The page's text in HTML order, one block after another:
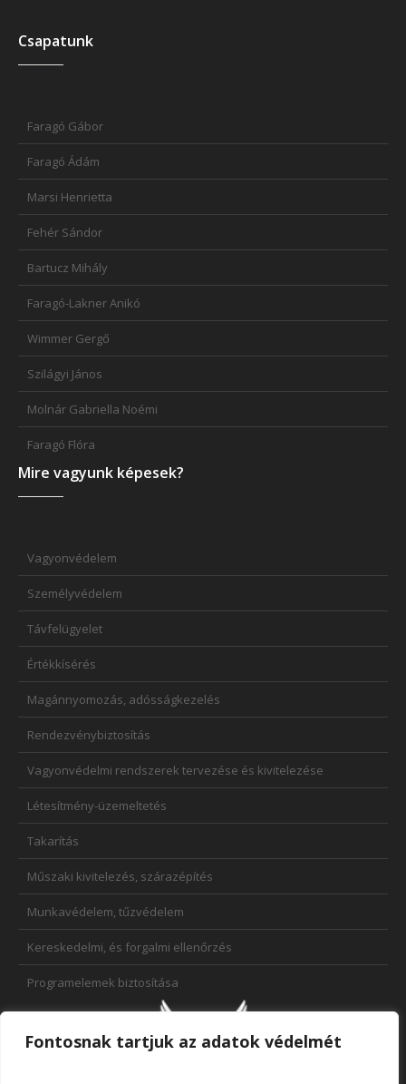
Fontosnak tartjuk az adatok védelmét
Csapatunk
Faragó Gábor
Faragó Ádám
Marsi Henrietta
Fehér Sándor
Bartucz Mihály
Faragó-Lakner Anikó
Wimmer Gergő
Szilágyi János
Molnár Gabriella Noémi
Faragó Flóra
Mire vagyunk képesek?
Vagyonvédelem
Személyvédelem
Távfelügyelet
Értékkísérés
Magánnyomozás, adósságkezelés
Rendezvénybiztosítás
Vagyonvédelmi rendszerek tervezése és kivitelezése
Létesítmény-üzemeltetés
Takarítás
Műszaki kivitelezés, szárazépítés
Munkavédelem, tűzvédelem
Kereskedelmi, és forgalmi ellenőrzés
Programelemek biztosítása